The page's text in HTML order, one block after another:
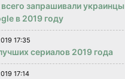
запрашивали украинцы
в 2019 году
17:35
сериалов 2019 года
17:14